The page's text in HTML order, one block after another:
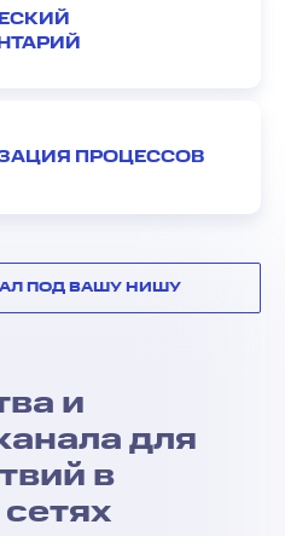
ПРОЦЕССОВ
ПОД ВАШУ НИШУ
и
для
в